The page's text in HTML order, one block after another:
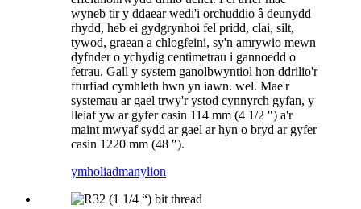
wyneb tir y ddaear wedi'i orchuddio â deunydd
rhydd, heb ei gydgrynhoi fel pridd, clai, silt,
tywod, graean a chlogfeini, sy'n amrywio mewn
dyfnder o ychydig centimetrau i gannoedd o
fetrau. Gall y system ganolbwyntiol hon ddrilio'r
ffurfiad cymhleth hwn yn iawn. wel. Mae'r
systemau ar gael trwy'r ystod cynnyrch gyfan, y
lleiaf yw ar gyfer casin 114 mm (4 1/2 ″) a'r
maint mwyaf sydd ar gael ar hyn o bryd ar gyfer
casin 1220 mm (48 ″).
ymholiadmanylion